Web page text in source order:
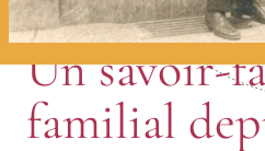
Un savoir-
familial